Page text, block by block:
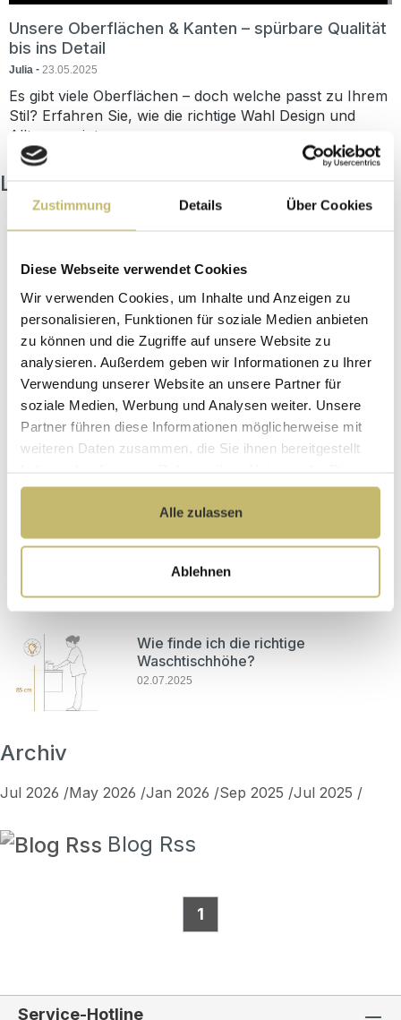
Zustimmung Details Über Cookies
Diese Webseite verwendet Cookies
Wir verwenden Cookies, um Inhalte und Anzeigen zu
personalisieren, Funktionen für soziale Medien anbieten
zu können und die Zugriffe auf unsere Website zu
analysieren. Außerdem geben wir Informationen zu Ihrer
Verwendung unserer Website an unsere Partner für
soziale Medien, Werbung und Analysen weiter. Unsere
Partner führen diese Informationen möglicherweise mit
weiteren Daten zusammen, die Sie ihnen bereitgestellt
gesammelt haben.
Alle zulassen
Ablehnen
Unsere Oberflächen & Kanten – spürbare Qualität
bis ins Detail
Julia - 23.05.2025
Es gibt viele Oberflächen – doch welche passt zu Ihrem
Stil? Erfahren Sie, wie die richtige Wahl Design und
Alltag vereint.
Letzte Beiträge
Das richtige Lichtkonzept im
Badezimmer – so wird Ihr Bad zur
Wohlfühloase
12.05.2026
Badezimmer sanieren: Wie viel
kostet es wirklich? Wo kann man
Badezimmer clever aufteilen – so
15.09.2025
Wie finde ich die richtige
Waschtischhöhe?
02.07.2025
Archiv
Jul 2026 May 2026 Jan 2026 Sep 2025 Jul 2025
Blog Rss
1
Service-Hotline